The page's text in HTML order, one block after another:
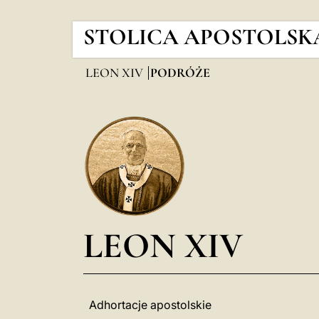
STOLICA
LEON XIV PODRÓŻE
LEON XIV
Adhortacje apostolskie